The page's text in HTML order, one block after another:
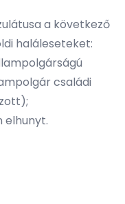
a következő
haláleseteket:
családi
elhunyt.